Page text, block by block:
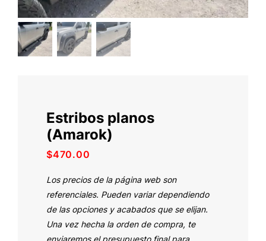
Estribos planos
(Amarok)
$470.00
Los precios de la página web son
referenciales. Pueden variar dependiendo
de las opciones y acabados que se elijan.
Una vez hecha la orden de compra, te
enviaremos el presupuesto final para